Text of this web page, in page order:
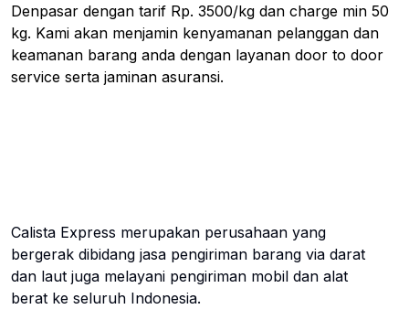
Denpasar dengan tarif Rp. 3500/kg dan charge min 50
kg. Kami akan menjamin kenyamanan pelanggan dan
keamanan barang anda dengan layanan door to door
service serta jaminan asuransi.
Calista Express merupakan perusahaan yang
bergerak dibidang jasa pengiriman barang via darat
dan laut juga melayani pengiriman mobil dan alat
berat ke seluruh Indonesia.